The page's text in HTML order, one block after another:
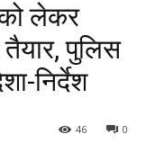
को लेकर
पुलिस
निर्देश
0
46